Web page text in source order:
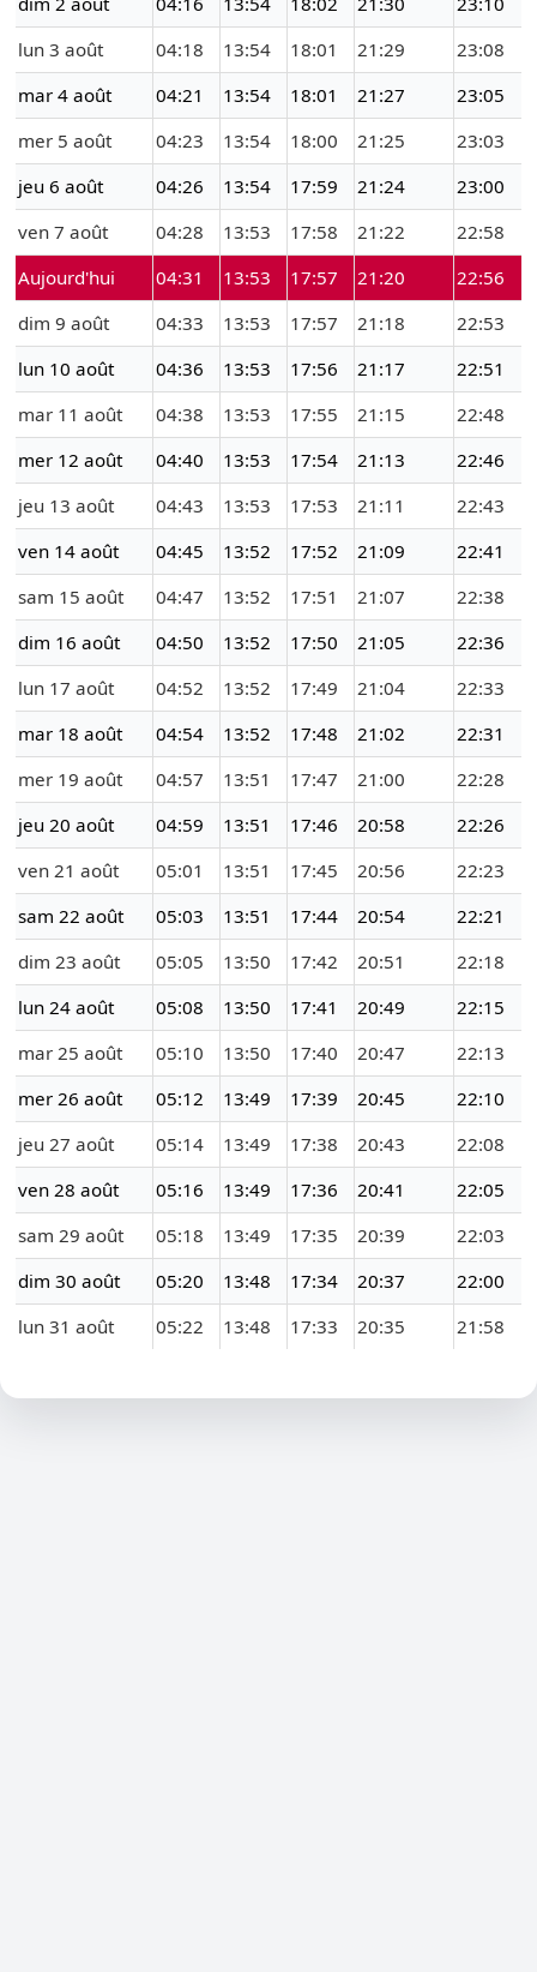
lun 3 août
04:18 13:54 18:01 21:29
23:08
mar 4 août
04:21 13:54 18:01 21:27
23:05
mer 5 août
04:23 13:54 18:00 21:25
23:03
jeu 6 août
04:26 13:54 17:59 21:24
23:00
ven 7 août
04:28 13:53 17:58 21:22
22:58
Aujourd'hui
04:31 13:53 17:57 21:20
22:56
dim 9 août
04:33 13:53 17:57 21:18
22:53
lun 10 août
04:36 13:53 17:56 21:17
22:51
mar 11 août
04:38 13:53 17:55 21:15
22:48
mer 12 août
04:40 13:53 17:54 21:13
22:46
jeu 13 août
04:43 13:53 17:53 21:11
22:43
ven 14 août
04:45 13:52 17:52 21:09
22:41
sam 15 août
04:47 13:52 17:51 21:07
22:38
dim 16 août
04:50 13:52 17:50 21:05
22:36
lun 17 août
04:52 13:52 17:49 21:04
22:33
mar 18 août
04:54 13:52 17:48 21:02
22:31
mer 19 août
04:57 13:51 17:47 21:00
22:28
jeu 20 août
04:59 13:51 17:46 20:58
22:26
ven 21 août
05:01 13:51 17:45 20:56
22:23
sam 22 août
05:03 13:51 17:44 20:54
22:21
dim 23 août
05:05 13:50 17:42 20:51
22:18
lun 24 août
05:08 13:50 17:41 20:49
22:15
mar 25 août
05:10 13:50 17:40 20:47
22:13
mer 26 août
05:12 13:49 17:39 20:45
22:10
jeu 27 août
05:14 13:49 17:38 20:43
22:08
ven 28 août
05:16 13:49 17:36 20:41
22:05
sam 29 août
05:18 13:49 17:35 20:39
22:03
dim 30 août
05:20 13:48 17:34 20:37
22:00
lun 31 août
05:22 13:48 17:33 20:35 21:58